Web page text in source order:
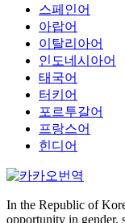
스페인어
아랍어
이탈리아어
인도네시아어
태국어
터키어
포르투갈어
프랑스어
힌디어
In the Republic of
opportunity in gender,